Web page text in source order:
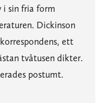
i sin fria form
Dickinson
ett
tvåtusen dikter.
postumt.